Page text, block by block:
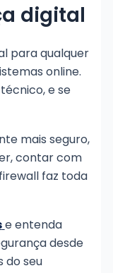
digital
para qualquer
online.
e se
mais seguro,
contar com
faz toda
e entenda
desde
do seu